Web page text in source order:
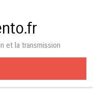
et la transmission